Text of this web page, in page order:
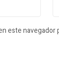
este navegador